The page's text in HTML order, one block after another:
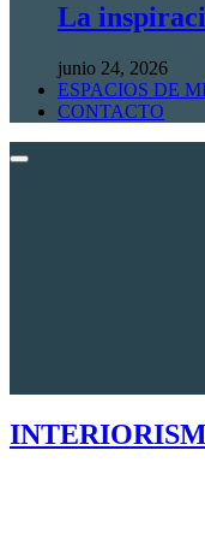
La
junio 24, 2026
ESPACIOS DE
CONTACTO